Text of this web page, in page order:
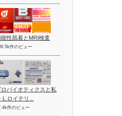
能性肌着とMRI検査
件のビュー
ロバイオティクスと私
L.ロイテリ...
件のビュー